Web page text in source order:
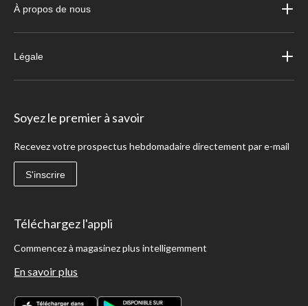
À propos de nous
Légale
Soyez le premier à savoir
Recevez votre prospectus hebdomadaire directement par e-mail
S'inscrire
Téléchargez l'appli
Commencez à magasinez plus intelligemment
En savoir plus